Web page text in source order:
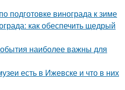
подготовке винограда к зиме
как обеспечить щедрый
наиболее важны для
есть в Ижевске и что в них